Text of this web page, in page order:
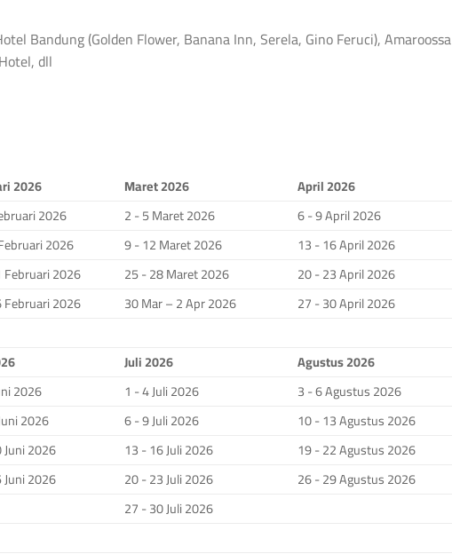
Bandung (Golden Flower, Banana Inn, Serela, Gino Feruci), Amaroossa
dll
2026 Maret 2026
April 2026
2026 2 - 5 Maret 2026
6 - 9 April 2026
2026 9 - 12 Maret 2026
13 - 16 April 2026
2026 25 - 28 Maret 2026
20 - 23 April 2026
2026 30 Mar – 2 Apr 2026 27 - 30 April 2026
Juli 2026
Agustus 2026
2026 1 - 4 Juli 2026
3 - 6 Agustus 2026
2026 6 - 9 Juli 2026
10 - 13 Agustus 2026
2026 13 - 16 Juli 2026
19 - 22 Agustus 2026
2026
20 - 23 Juli 2026
26 - 29 Agustus 2026
27 - 30 Juli 2026